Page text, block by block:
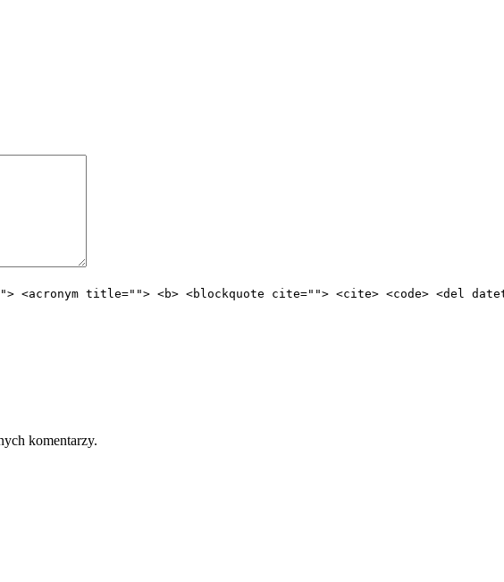
title=""> <b> <blockquote cite=""> <cite> <code> <del
komentarzy.